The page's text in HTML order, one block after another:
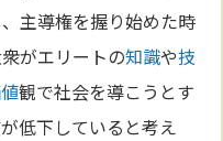
主導権を握り始めた時
がエリートの知識や技
観で社会を導こうとす
低下していると考え